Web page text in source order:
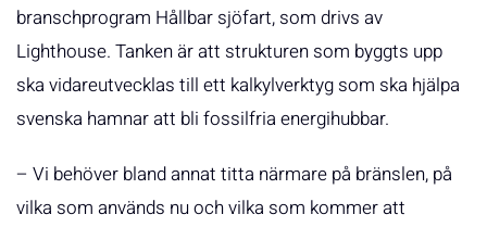
branschprogram Hållbar sjöfart, som drivs av
Lighthouse. Tanken är att strukturen som byggts upp
ska vidareutvecklas till ett kalkylverktyg som ska hjälpa
svenska hamnar att bli fossilfria energihubbar.
– Vi behöver bland annat titta närmare på bränslen, på
vilka som används nu och vilka som kommer att